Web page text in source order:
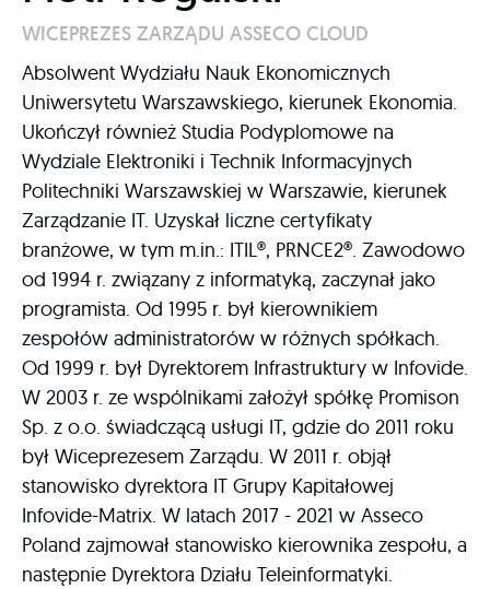
WICEPREZES ZARZĄDU ASSECO CLOUD
Absolwent Wydziału Nauk Ekonomicznych
Uniwersytetu Warszawskiego, kierunek Ekonomia.
Ukończył również Studia Podyplomowe na
Wydziale Elektroniki i Technik Informacyjnych
Politechniki Warszawskiej w Warszawie, kierunek
Zarządzanie IT. Uzyskał liczne certyfikaty
branżowe, w tym m.in.: ITIL®, PRNCE2®. Zawodowo
od 1994 r. związany z informatyką, zaczynał jako
programista. Od 1995 r. był kierownikiem
zespołów administratorów w różnych spółkach.
Od 1999 r. był Dyrektorem Infrastruktury w Infovide.
W 2003 r. ze wspólnikami założył spółkę Promison
Sp. z o.o. świadczącą usługi IT, gdzie do 2011 roku
był Wiceprezesem Zarządu. W 2011 r. objął
stanowisko dyrektora IT Grupy Kapitałowej
Infovide-Matrix. W latach 2017 - 2021 w Asseco
Poland zajmował stanowisko kierownika zespołu, a
następnie Dyrektora Działu Teleinformatyki.